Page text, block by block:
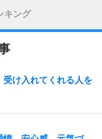
キング
受け入れてくれる人を